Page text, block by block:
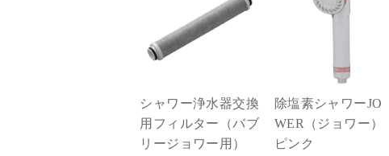
シャワー浄水器交換
用フィルター（バブ
リージョワー用）
除塩素シャワーJO
WER（ジョワー）
ピンク